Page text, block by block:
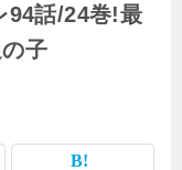
94話/24巻!最
子